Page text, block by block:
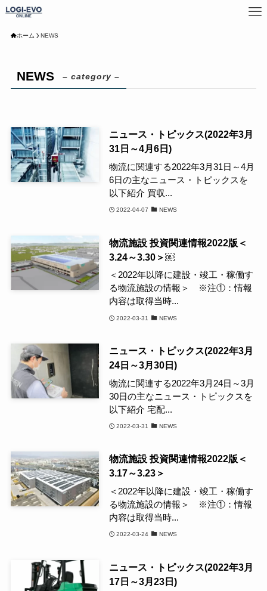
ホーム NEWS
NEWS – category –
ニュース・トピックス(2022年3月
31日～4月6日)
物流に関連する2022年3月31日～4月
6日の主なニュース・トピックスを
以下紹介 買収...
2022-04-07 NEWS
物流施設 投資関連情報2022版＜
3.24～3.30＞￼
＜2022年以降に建設・竣工・稼働す
る物流施設の情報＞ ※注①：情報
内容は取得当時...
2022-03-31 NEWS
ニュース・トピックス(2022年3月
24日～3月30日)
物流に関連する2022年3月24日～3月
30日の主なニュース・トピックスを
以下紹介 宅配...
2022-03-31 NEWS
物流施設 投資関連情報2022版＜
3.17～3.23＞
＜2022年以降に建設・竣工・稼働す
る物流施設の情報＞ ※注①：情報
内容は取得当時...
2022-03-24 NEWS
ニュース・トピックス(2022年3月
17日～3月23日)